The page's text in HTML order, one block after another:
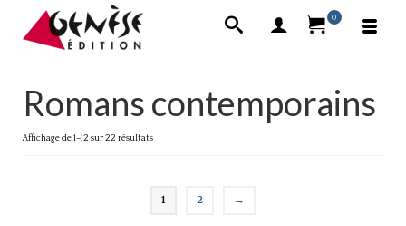
0
Romans contemporains
Affichage de 1–12 sur 22 résultats
1 2 →